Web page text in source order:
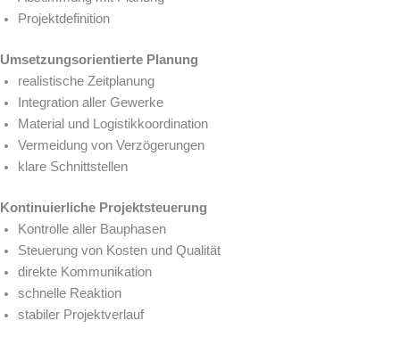
Projektdefinition
Umsetzungsorientierte Planung
realistische Zeitplanung
Integration aller Gewerke
Material und Logistikkoordination
Vermeidung von Verzögerungen
klare Schnittstellen
Kontinuierliche Projektsteuerung
Kontrolle aller Bauphasen
Steuerung von Kosten und Qualität
direkte Kommunikation
schnelle Reaktion
stabiler Projektverlauf